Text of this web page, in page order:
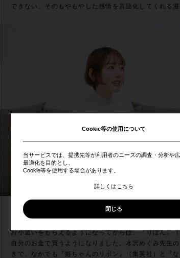
できない。そのもやもやした感情を言語化してくれる漫
他にはどんな漫画を読んでましたか？
お小遣いをもらえるようになってからは、『りぼん』
自分のお金で買うようになりました。水沢めぐみ先生
きで、なかでも『姫ちゃんのリボン』（集英社）と『
Cookie等の使用について
当サービスでは、提携先等が利用者のニーズの調査・分析や
最適化を目的とし、
Cookie等を使用する場合があります。
詳しくはこちら
閉じる